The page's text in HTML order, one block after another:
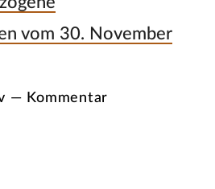
vom 30. November
— Kommentar